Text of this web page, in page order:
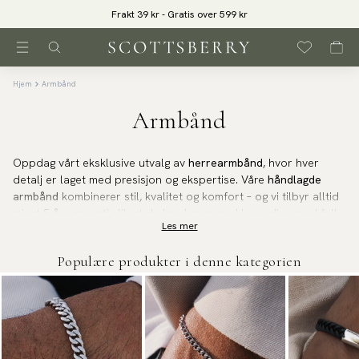
Hjem Armbånd
Armbånd
Oppdag vårt eksklusive utvalg av herrearmbånd, hvor hver
detalj er laget med presisjon og ekspertise. Våre håndlagde
armbånd kombinerer stil, kvalitet og komfort – og vi tilbyr alltid
5 års garanti
Armbånd i lær, sølv og stål
Vårt sortiment omfatterlærarmbånd for herrer,sølvarmbånd
for herrerog armbånd i rustfritt stål, samt modeller i stoff og
silikon. Hvert materiale er nøye utvalgt for sin unike følelse,
Les mer
Populære produkter i denne kategorien